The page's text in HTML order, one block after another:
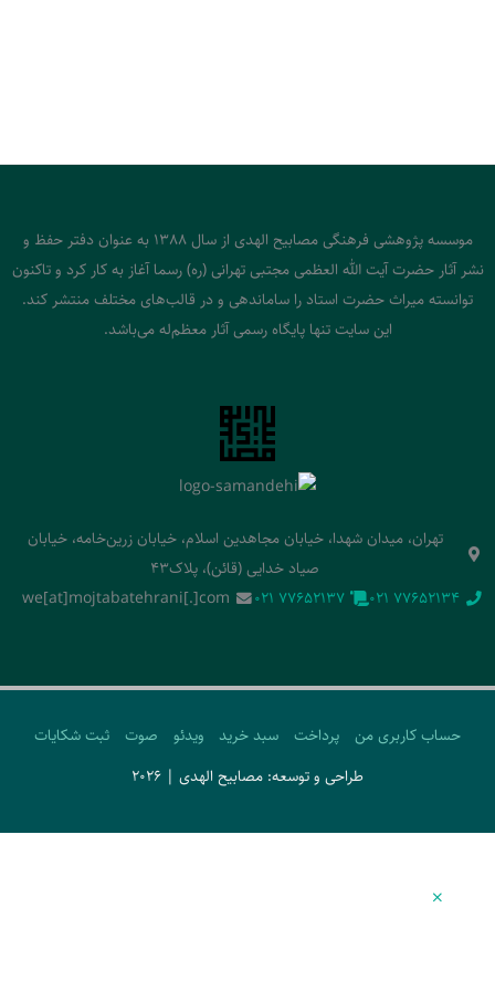
موسسه پژوهشی فرهنگی مصابیح الهدی از سال 1388 به عنوان دفتر حفظ و
نشر آثار حضرت آیت الله العظمی مجتبی تهرانی (ره) رسما آغاز به کار کرد و تاکنون
توانسته میراث حضرت استاد را ساماندهی و در قالب‌های مختلف منتشر کند.
این سایت تنها پایگاه رسمی آثار معظم‌له می‌باشد.
تهران، میدان شهدا، خیابان مجاهدین اسلام، خیابان زرین‌خامه، خیابان
صیاد خدایی (قائن)، پلاک43
‭021 77652134‬
‭021 77652137‬
we[at]mojtabatehrani[.]com
حساب کاربری من پرداخت سبد خرید ویدئو صوت
ثبت شکایات
طراحی و توسعه: مصابیح الهدی | 2026